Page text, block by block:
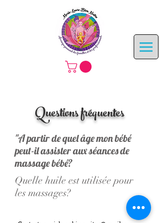
Questions fréquentes
"A partir de quel âge mon bébé
peut-il assister aux séances de
massage bébé?
Quelle huile est utilisée pour
les massages?